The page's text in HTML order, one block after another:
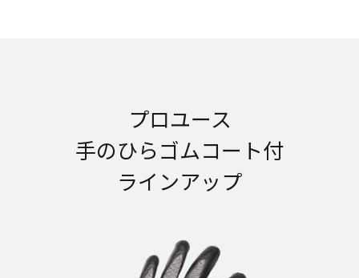
プロユース
手のひらゴムコート付
ラインアップ